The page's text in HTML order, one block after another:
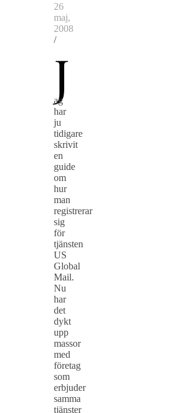
26
maj,
2008
/
J
ag
har
ju
tidigare
skrivit
en
guide
om
hur
man
registrerar
sig
för
tjänsten
US
Global
Mail.
Nu
har
det
dykt
upp
massor
med
företag
som
erbjuder
samma
tjänster